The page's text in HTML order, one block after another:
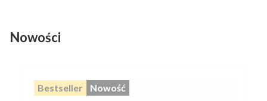
Nowości
Bestseller Nowość